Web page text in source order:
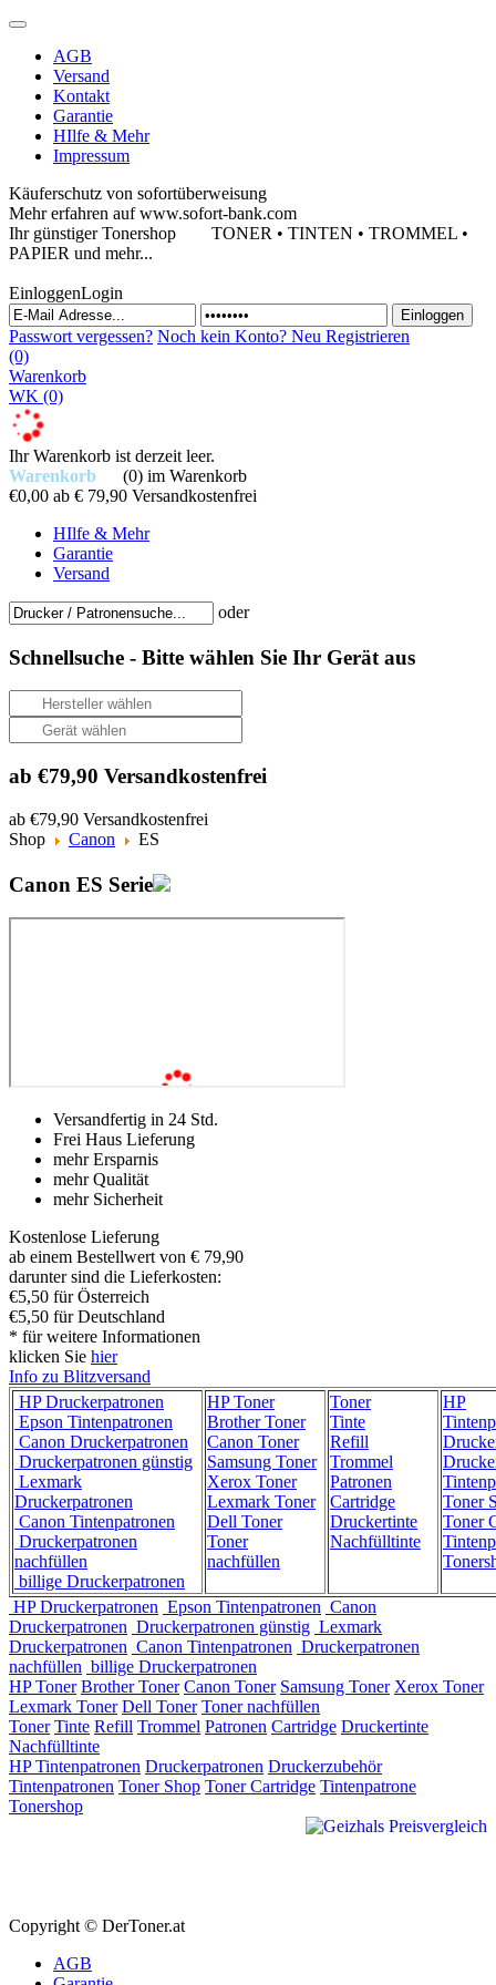
AGB
Versand
Kontakt
Garantie
HIlfe & Mehr
Impressum
Käuferschutz von sofortüberweisung
Mehr erfahren auf www.sofort-bank.com
Ihr günstiger Tonershop TONER • TINTEN • TROMMEL •
PAPIER und mehr...
EinloggenLogin
Passwort vergessen? Noch kein Konto? Neu Registrieren
(0)
Warenkorb
WK (0)
Ihr Warenkorb ist derzeit leer.
Warenkorb
(0) im Warenkorb
€0,00 ab € 79,90 Versandkostenfrei
HIlfe & Mehr
Garantie
Versand
oder
Schnellsuche - Bitte wählen Sie Ihr Gerät aus
ab €79,90 Versandkostenfrei
ab €79,90 Versandkostenfrei
Shop
Canon ES
Canon ES Serie
Versandfertig in 24 Std.
Frei Haus Lieferung
mehr Ersparnis
mehr Qualität
mehr Sicherheit
Kostenlose Lieferung
ab einem Bestellwert von € 79,90
darunter sind die Lieferkosten:
€5,50 für Österreich
€5,50 für Deutschland
* für weitere Informationen
klicken Sie hier
Info zu Blitzversand
HP Druckerpatronen
Epson Tintenpatronen
Canon Druckerpatronen
Druckerpatronen günstig
Lexmark
Druckerpatronen
Canon Tintenpatronen
Druckerpatronen
nachfüllen
billige Druckerpatronen
HP Toner
Brother Toner
Canon Toner
Samsung Toner
Xerox Toner
Lexmark Toner
Dell Toner
Toner
nachfüllen
Toner
Tinte
Refill
Trommel
Patronen
Cartridge
Druckertinte
Nachfülltinte
HP
Toner
Toner
HP Druckerpatronen Epson Tintenpatronen Canon
Druckerpatronen Druckerpatronen günstig Lexmark
Druckerpatronen Canon Tintenpatronen Druckerpatronen
nachfüllen billige Druckerpatronen
HP Toner Brother Toner Canon Toner Samsung Toner Xerox Toner
Lexmark Toner Dell Toner Toner nachfüllen
Toner Tinte Refill Trommel Patronen Cartridge Druckertinte
Nachfülltinte
HP Tintenpatronen Druckerpatronen Druckerzubehör
Tintenpatronen Toner Shop Toner Cartridge Tintenpatrone
Tonershop
Copyright © DerToner.at
AGB